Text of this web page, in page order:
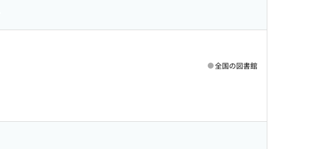
全国の図書館